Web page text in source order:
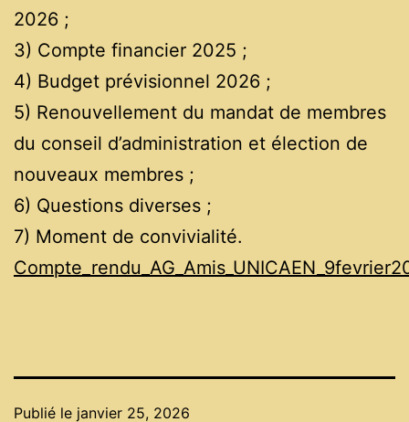
2026 ;
3) Compte financier 2025 ;
4) Budget prévisionnel 2026 ;
5) Renouvellement du mandat de membres
du conseil d’administration et élection de
nouveaux membres ;
6) Questions diverses ;
7) Moment de convivialité.
Publié le janvier 25, 2026